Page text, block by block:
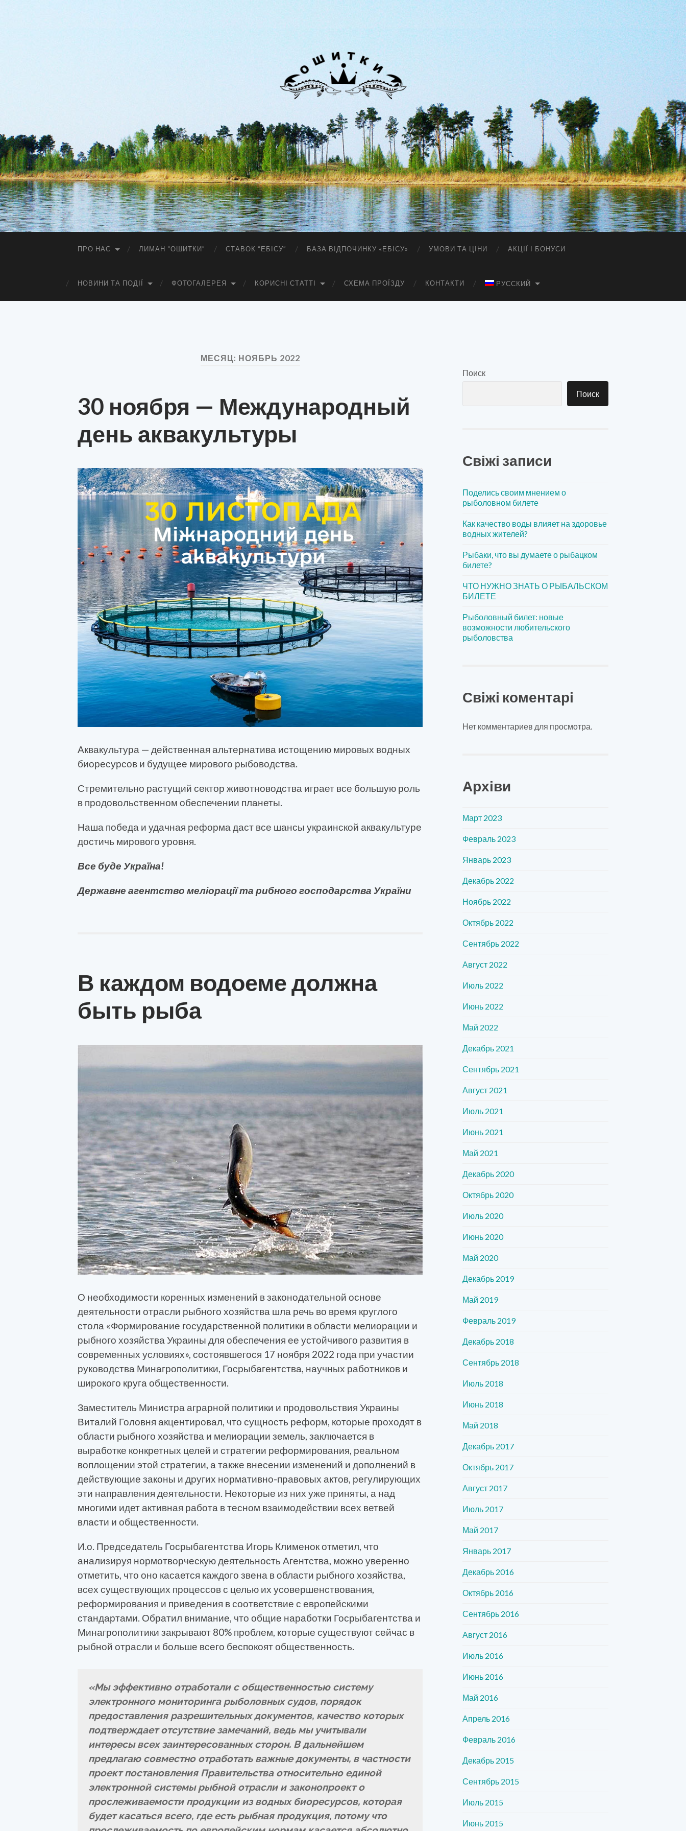
Лиман
Ошитки
ПРО НАС ЛИМАН “ОШИТКИ” СТАВОК “ЕБІСУ” БАЗА ВІДПОЧИНКУ «ЕБІСУ» УМОВИ ТА ЦІНИ АКЦІЇ І БОНУСИ
НОВИНИ ТА ПОДІЇ ФОТОГАЛЕРЕЯ КОРИСНІ СТАТТІ СХЕМА ПРОЇЗДУ КОНТАКТИ РУССКИЙ
МЕСЯЦ: НОЯБРЬ 2022
30 ноября — Международный
день аквакультуры
Аквакультура — действенная альтернатива истощению мировых водных
биоресурсов и будущее мирового рыбоводства.
Стремительно растущий сектор животноводства играет все большую роль
в продовольственном обеспечении планеты.
Наша победа и удачная реформа даст все шансы украинской аквакультуре
достичь мирового уровня.
Все буде Україна!
Державне агентство меліорації та рибного господарства України
В каждом водоеме должна
быть рыба
О необходимости коренных изменений в законодательной основе
деятельности отрасли рыбного хозяйства шла речь во время круглого
стола «Формирование государственной политики в области мелиорации и
рыбного хозяйства Украины для обеспечения ее устойчивого развития в
современных условиях», состоявшегося 17 ноября 2022 года при участии
руководства Минагрополитики, Госрыбагентства, научных работников и
широкого круга общественности.
Заместитель Министра аграрной политики и продовольствия Украины
Виталий Головня акцентировал, что сущность реформ, которые проходят в
области рыбного хозяйства и мелиорации земель, заключается в
выработке конкретных целей и стратегии реформирования, реальном
воплощении этой стратегии, а также внесении изменений и дополнений в
действующие законы и других нормативно-правовых актов, регулирующих
эти направления деятельности. Некоторые из них уже приняты, а над
многими идет активная работа в тесном взаимодействии всех ветвей
власти и общественности.
И.о. Председатель Госрыбагентства Игорь Клименок отметил, что
анализируя нормотворческую деятельность Агентства, можно уверенно
отметить, что оно касается каждого звена в области рыбного хозяйства,
всех существующих процессов с целью их усовершенствования,
реформирования и приведения в соответствие с европейскими
стандартами. Обратил внимание, что общие наработки Госрыбагентства и
Минагрополитики закрывают 80% проблем, которые существуют сейчас в
рыбной отрасли и больше всего беспокоят общественность.
«Мы эффективно отработали с общественностью систему
электронного мониторинга рыболовных судов, порядок
предоставления разрешительных документов, качество которых
подтверждает отсутствие замечаний, ведь мы учитывали
интересы всех заинтересованных сторон. В дальнейшем
предлагаю совместно отработать важные документы, в частности
проект постановления Правительства относительно единой
электронной системы рыбной отрасли и законопроект о
прослеживаемости продукции из водных биоресурсов, которая
будет касаться всего, где есть рыбная продукция, потому что
Поиск
Поиск
Свіжі записи
Поделись своим мнением о
рыболовном билете
Как качество воды влияет на здоровье
водных жителей?
Рыбаки, что вы думаете о рыбацком
билете?
ЧТО НУЖНО ЗНАТЬ О РЫБАЛЬСКОМ
БИЛЕТЕ
Рыболовный билет: новые
возможности любительского
рыболовства
Свіжі коментарі
Нет комментариев для просмотра.
Архіви
Март 2023
Февраль 2023
Январь 2023
Декабрь 2022
Ноябрь 2022
Октябрь 2022
Сентябрь 2022
Август 2022
Июль 2022
Июнь 2022
Май 2022
Декабрь 2021
Сентябрь 2021
Август 2021
Июль 2021
Июнь 2021
Май 2021
Декабрь 2020
Октябрь 2020
Июль 2020
Июнь 2020
Май 2020
Декабрь 2019
Май 2019
Февраль 2019
Декабрь 2018
Сентябрь 2018
Июль 2018
Июнь 2018
Май 2018
Декабрь 2017
Октябрь 2017
Август 2017
Июль 2017
Май 2017
Январь 2017
Декабрь 2016
Октябрь 2016
Сентябрь 2016
Август 2016
Июль 2016
Июнь 2016
Май 2016
Апрель 2016
Февраль 2016
Декабрь 2015
Сентябрь 2015
Июль 2015
Июнь 2015